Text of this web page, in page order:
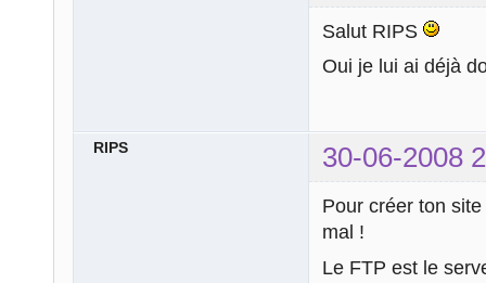
Salut RIPS
Oui je lui ai déjà
RIPS 30-06-2008
Pour créer ton
mal !
Le FTP est le